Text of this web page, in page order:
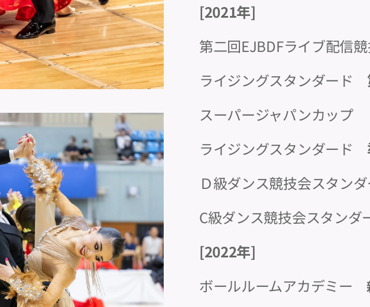
[2021年]
第二回EJBDFライブ配信
ライジングスタンダード
スーパージャパンカップ
ライジングスタンダード
Ｄ級ダンス競技会スタン
C級ダンス競技会スタン
[2022年]
ボールルームアカデミー